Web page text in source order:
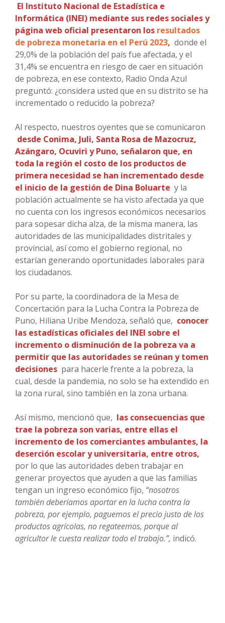
El Instituto Nacional de Estadística e
Informática (INEI) mediante sus redes sociales y
página web oficial presentaron los resultados
de pobreza monetaria en el Perú 2023, donde el
29,0% de la población del país fue afectada, y el
31,4% se encuentra en riesgo de caer en situación
de pobreza, en ese contexto, Radio Onda Azul
preguntó: ¿considera usted que en su distrito se ha
incrementado o reducido la pobreza?
Al respecto, nuestros oyentes que se comunicaron
desde Conima, Juli, Santa Rosa de Mazocruz,
Azángaro, Ocuviri y Puno, señalaron que, en
toda la región el costo de los productos de
primera necesidad se han incrementado desde
el inicio de la gestión de Dina Boluarte y la
población actualmente se ha visto afectada ya que
no cuenta con los ingresos económicos necesarios
para sopesar dicha alza, de la misma manera, las
autoridades de las municipalidades distritales y
provincial, así como el gobierno regional, no
estarían generando oportunidades laborales para
los ciudadanos.
Por su parte, la coordinadora de la Mesa de
Concertación para la Lucha Contra la Pobreza de
Puno, Hiliana Uribe Mendoza, señaló que, conocer
las estadísticas oficiales del INEI sobre el
incremento o disminución de la pobreza va a
permitir que las autoridades se reúnan y tomen
decisiones para hacerle frente a la pobreza, la
cual, desde la pandemia, no solo se ha extendido en
la zona rural, sino también en la zona urbana.
Así mismo, mencionó que, las consecuencias que
trae la pobreza son varias, entre ellas el
incremento de los comerciantes ambulantes, la
deserción escolar y universitaria, entre otros,
por lo que las autoridades deben trabajar en
generar proyectos que ayuden a que las familias
tengan un ingreso económico fijo, “nosotros
también deberíamos aportar en la lucha contra la
pobreza, por ejemplo, paguemos el precio justo de los
productos agrícolas, no regateemos, porque al
agricultor le cuesta realizar todo el trabajo.”, indicó.